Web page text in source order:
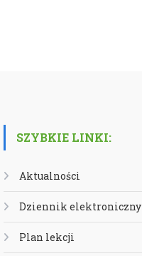
SZYBKIE LINKI:
Aktualności
Dziennik elektroniczny
Plan lekcji